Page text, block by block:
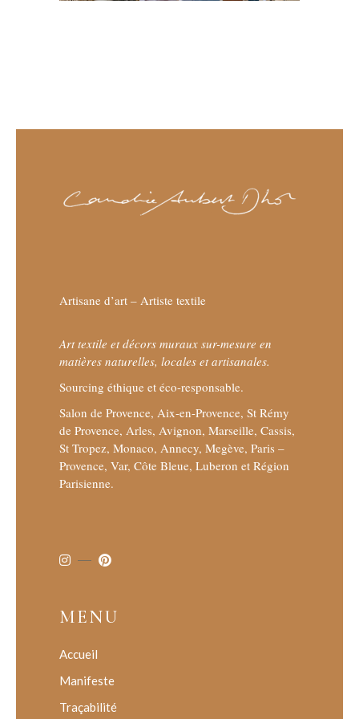
Artisane d’art – Artiste textile
Art textile et décors muraux sur-mesure en
matières naturelles, locales et artisanales.
Sourcing éthique et éco-responsable.
Salon de Provence, Aix-en-Provence, St Rémy
de Provence, Arles, Avignon, Marseille, Cassis,
St Tropez, Monaco, Annecy, Megève, Paris –
Provence, Var, Côte Bleue, Luberon et Région
Parisienne.
MENU
Accueil
Manifeste
Traçabilité